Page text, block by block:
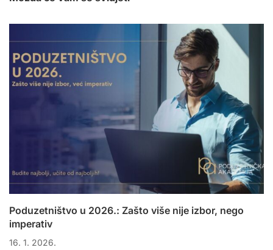
Poduzetništvo u 2026.: Zašto više nije izbor, nego
imperativ
16. 1. 2026.